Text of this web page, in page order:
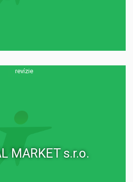
MARKET s.r.o.
revízie